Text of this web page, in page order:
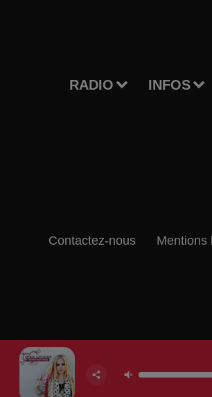
RADIO INFOS
Contactez-nous Mentions